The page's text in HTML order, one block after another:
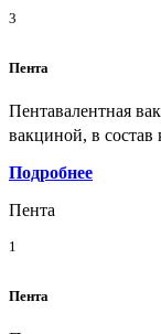
3
Пента
Пентавалентная
вакциной, в
Подробнее
Пента
1
Пента